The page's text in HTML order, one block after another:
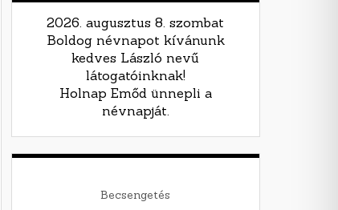
2026. augusztus 8. szombat
Boldog névnapot kívánunk
kedves László nevű
látogatóinknak!
Holnap Emőd ünnepli a
névnapját.
Becsengetés